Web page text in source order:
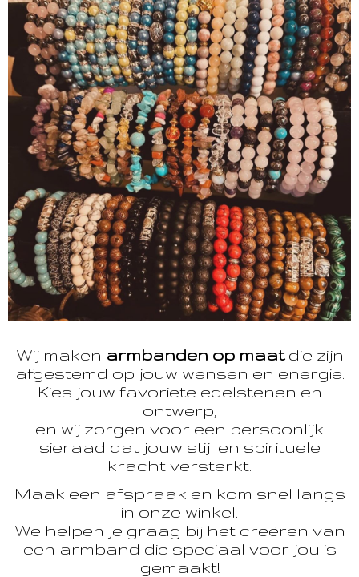
Wij maken armbanden op maatdie zijn
afgestemd op jouw wensen en energie.
Kies jouw favoriete edelstenen en
ontwerp,
en wij zorgen voor een persoonlijk
sieraad dat jouw stijl en spirituele
kracht versterkt.
Maak een afspraak en kom snel langs
in onze winkel.
We helpen je graag bij het creëren van
een armband die speciaal voor jou is
gemaakt!